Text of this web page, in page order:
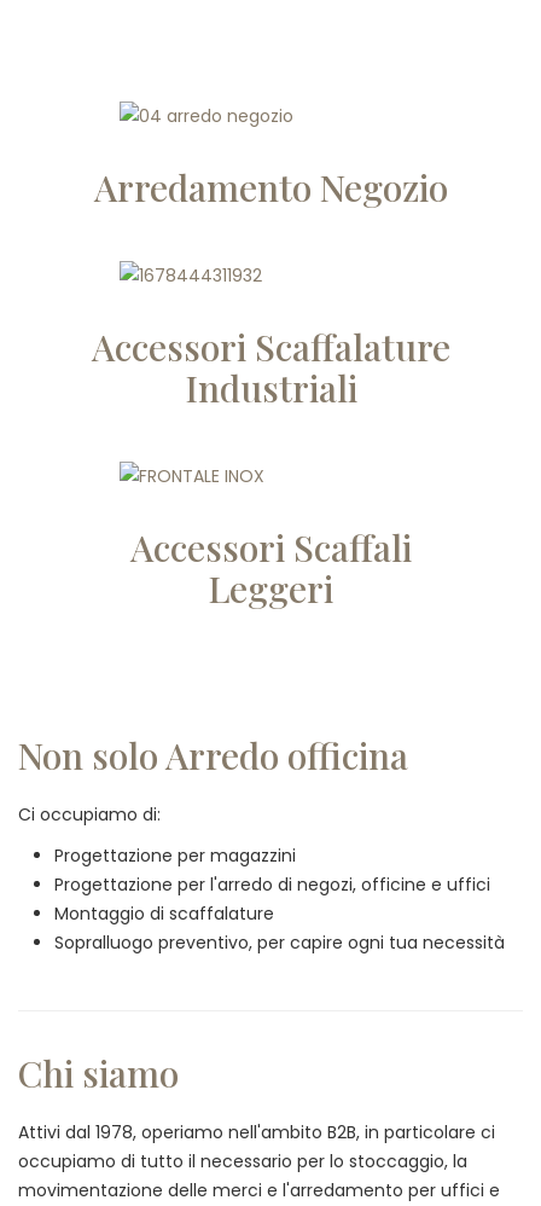
Arredamento Negozio
Accessori Scaffalature
Industriali
Accessori Scaffali
Leggeri
Non solo Arredo officina
Ci occupiamo di:
Progettazione per magazzini
Progettazione per l'arredo di negozi, officine e uffici
Montaggio di scaffalature
Sopralluogo preventivo, per capire ogni tua necessità
Chi siamo
Attivi dal 1978, operiamo nell'ambito B2B, in particolare ci
occupiamo di tutto il necessario per lo stoccaggio, la
movimentazione delle merci e l'arredamento per uffici e